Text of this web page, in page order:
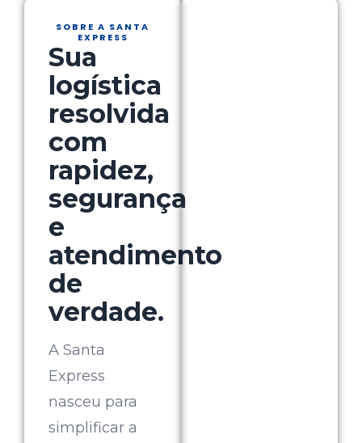
SOBRE A SANTA
EXPRESS
Sua
logística
resolvida
com
rapidez,
segurança
e
atendimento
de
verdade.
A Santa
Express
nasceu para
simplificar a